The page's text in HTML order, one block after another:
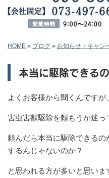
HOME » ブログ » お知らせ・キャン
本当に駆除できるの
よくお客様から聞くんですが、
害虫害獣駆除を頼もうか迷っ
頼んだら本当に駆除できる
するんじゃないのか？
と思われる方が多いと思いま